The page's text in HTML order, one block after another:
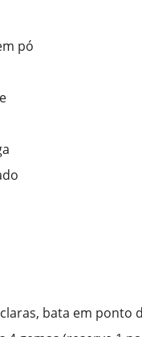
pó
bata em ponto